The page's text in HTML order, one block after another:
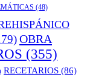
(48)
OBRA
(355)
RECETARIOS (86)